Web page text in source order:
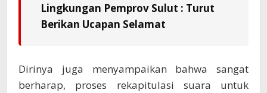
Lingkungan Pemprov Sulut : Turut
Berikan Ucapan Selamat
Dirinya juga menyampaikan bahwa sangat
berharap, proses rekapitulasi suara untuk